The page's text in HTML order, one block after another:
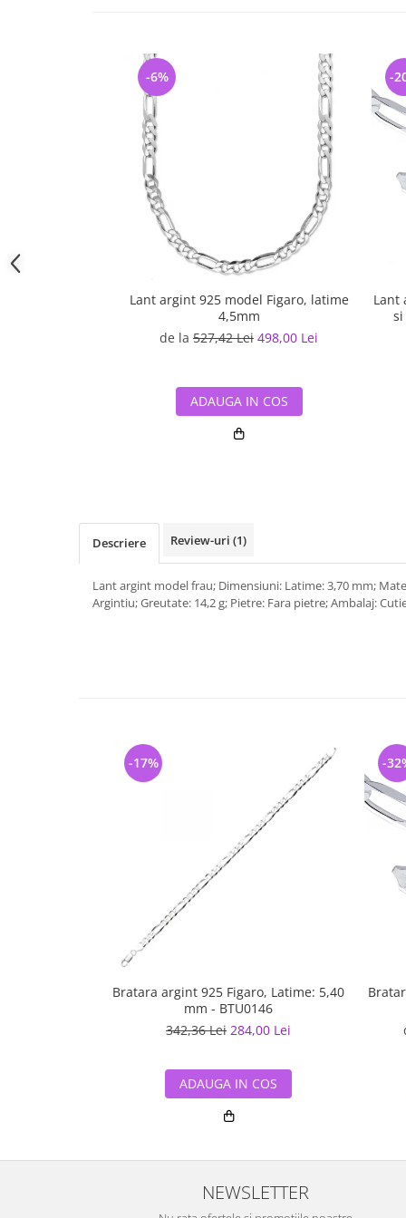
Lant argint 925 model Figaro, latime
4,5mm
de la 527,42 Lei 498,00 Lei
-6%
ADAUGA IN COS
Lant
si
-
Descriere Review-uri (1)
Lant argint model frau; Dimensiuni: Latime: 3,70 mm;
Argintiu; Greutate: 14,2 g; Pietre: Fara pietre; Ambalaj:
Bratara argint 925 Figaro, Latime: 5,40
mm - BTU0146
342,36 Lei 284,00 Lei
-17%
ADAUGA IN COS
-
NEWSLETTER